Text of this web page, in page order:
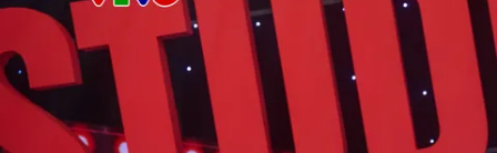
Chính trị
Xã hội
Pháp luật
Truyền hình
Văn hóa - Giải trí
Y tế
Đời sống
Công nghệ